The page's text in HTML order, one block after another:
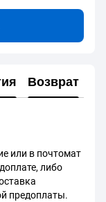
Возврат
или в почтомат
либо
предоплаты.